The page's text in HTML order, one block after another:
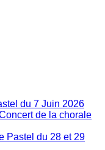
du 7 Juin 2026
de la chorale
Pastel du 28 et 29